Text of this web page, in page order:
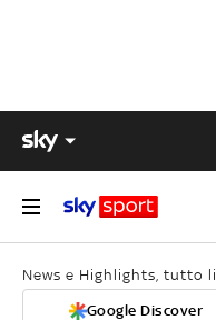
News e Highlights, tutto
Google Discover